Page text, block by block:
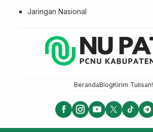
Jaringan Nasional
BerandaBlogKirim Tulisan!